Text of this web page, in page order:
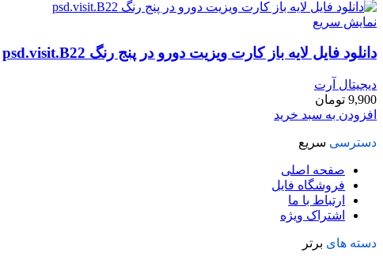
نمایش سریع
دانلود فایل لايه باز کارت ويزيت دورو در پنج رنگ psd.visit.B22
دیجیتال آرت
9,900 تومان
افزودن به سبد خرید
دسترسی سریع
صفحه اصلی
فروشگاه فایل
ارتباط با ما
اشتراک ویژه
دسته های برتر